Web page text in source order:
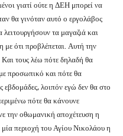
γιατί ούτε η ΔΕΗ μπορεί να
θα γινόταν αυτό ο εργολάβος
λειτουργήσουν τα μαγαζιά και
ότι προβλέπεται. Αυτή την
Και τους λέω πότε δηλαδή θα
προσωπικό και πότε θα
λοιπόν εγώ δεν θα στο
πότε θα κάνουνε
την οθωμανική αποχέτευση η
περιοχή του Αγίου Νικολάου η